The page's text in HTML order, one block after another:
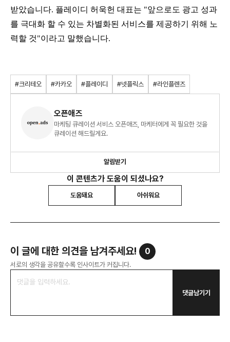
받았습니다. 플레이디 허욱헌 대표는 "앞으로도 광고 성과
를 극대화 할 수 있는 차별화된 서비스를 제공하기 위해 노
력할 것"이라고 말했습니다.
#크리테오 #카카오 #플레이디 #넷플릭스 #라인플렌즈
오픈애즈
마케팅 큐레이션 서비스 오픈애즈, 마케터에게 꼭 필요한 것을
큐레이션 해드릴게요.
알림받기
이 콘텐츠가 도움이 되셨나요?
도움돼요 아쉬워요
이 글에 대한 의견을 남겨주세요! 0
서로의 생각을 공유할수록 인사이트가 커집니다.
댓글남기기